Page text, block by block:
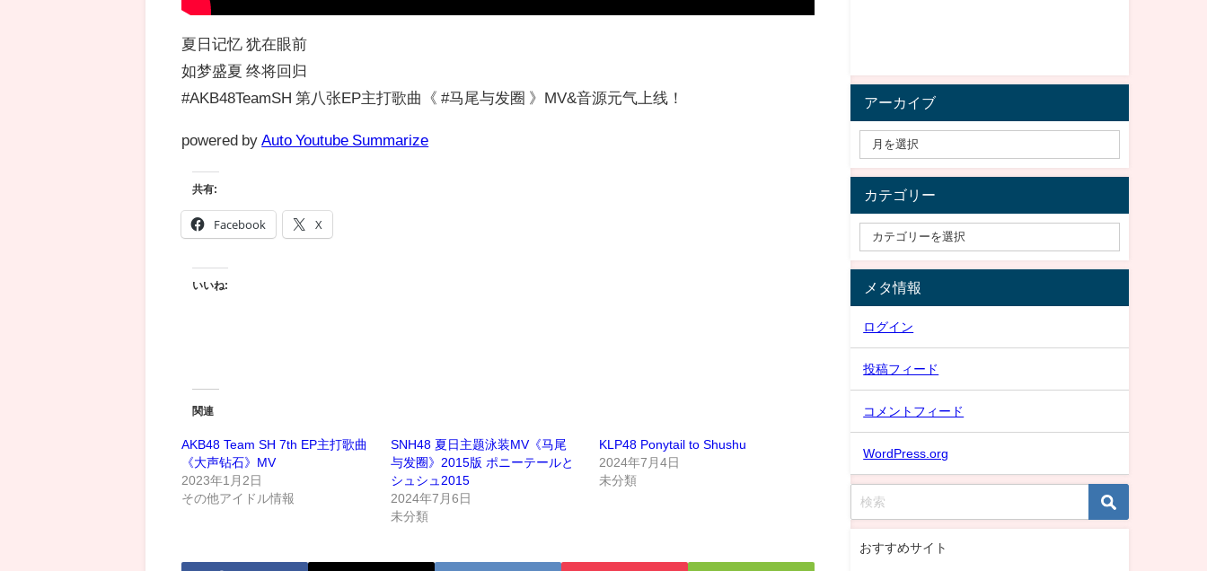
夏日记忆 犹在眼前
如梦盛夏 终将回归
#AKB48TeamSH 第八张EP主打歌曲《 #马尾与发圈 》MV&音源元气上线！
powered by Auto Youtube Summarize
共有:
Facebook X
いいね:
関連
AKB48 Team SH 7th EP主打歌曲
《大声钻石》MV
2023年1月2日
その他アイドル情報
SNH48 夏日主题泳装MV《马尾
与发圈》2015版 ポニーテールと
シュシュ2015
2024年7月6日
未分類
KLP48 Ponytail to Shushu
2024年7月4日
未分類
アーカイブ
カテゴリー
メタ情報
ログイン
投稿フィード
コメントフィード
WordPress.org
おすすめサイト